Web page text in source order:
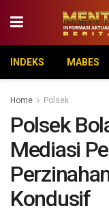
INDEKS MABES
Home Polsek
Polsek
Mediasi
Kondusif